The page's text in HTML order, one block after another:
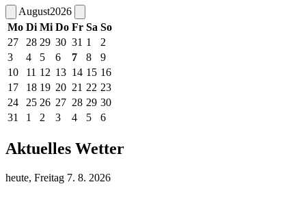
August2026
Mo Di Mi Do Fr Sa So
27
28 29 30 31 1
2
3
4 5 6 7 8
9
10
11 12 13 14 15 16
17
18 19 20 21 22 23
24
25 26 27 28 29 30
31
1 2 3 4 5 6
Aktuelles Wetter
heute, Freitag 7. 8. 2026